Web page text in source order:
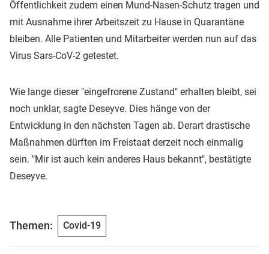
Öffentlichkeit zudem einen Mund-Nasen-Schutz tragen und
mit Ausnahme ihrer Arbeitszeit zu Hause in Quarantäne
bleiben. Alle Patienten und Mitarbeiter werden nun auf das
Virus Sars-CoV-2 getestet.
Wie lange dieser "eingefrorene Zustand" erhalten bleibt, sei
noch unklar, sagte Deseyve. Dies hänge von der
Entwicklung in den nächsten Tagen ab. Derart drastische
Maßnahmen dürften im Freistaat derzeit noch einmalig
sein. "Mir ist auch kein anderes Haus bekannt", bestätigte
Deseyve.
Themen: Covid-19